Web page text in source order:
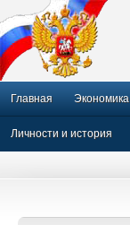
Главная Экономика
Личности и история